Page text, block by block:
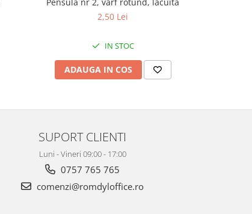
2,50 Lei
IN STOC
ADAUGA IN COS
SUPORT CLIENTI
Luni - Vineri 09:00 - 17:00
0757 765 765
comenzi@romdyloffice.ro